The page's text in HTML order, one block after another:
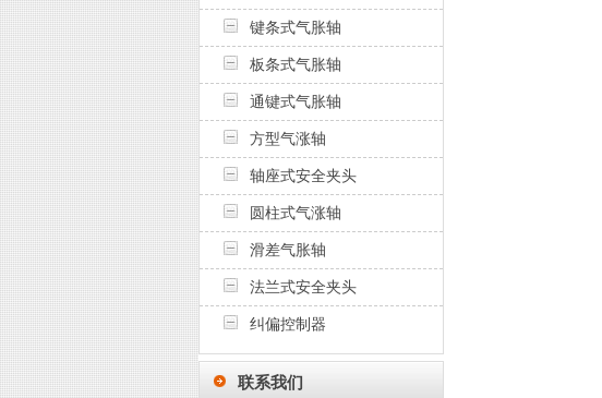
键条式气胀轴
板条式气胀轴
通键式气胀轴
方型气涨轴
轴座式安全夹头
圆柱式气涨轴
滑差气胀轴
法兰式安全夹头
纠偏控制器
联系我们